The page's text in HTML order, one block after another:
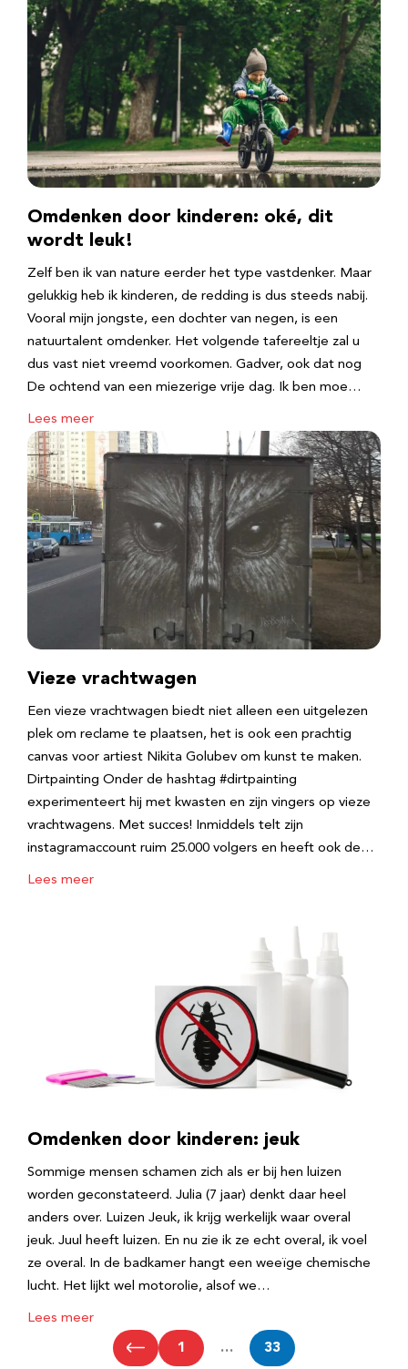
Omdenken door kinderen: oké, dit
wordt leuk!
Zelf ben ik van nature eerder het type vastdenker. Maar
gelukkig heb ik kinderen, de redding is dus steeds nabij.
Vooral mijn jongste, een dochter van negen, is een
natuurtalent omdenker. Het volgende tafereeltje zal u
dus vast niet vreemd voorkomen. Gadver, ook dat nog
De ochtend van een miezerige vrije dag. Ik ben moe…
Lees meer
Vieze vrachtwagen
Een vieze vrachtwagen biedt niet alleen een uitgelezen
plek om reclame te plaatsen, het is ook een prachtig
canvas voor artiest Nikita Golubev om kunst te maken.
Dirtpainting Onder de hashtag #dirtpainting
experimenteert hij met kwasten en zijn vingers op vieze
vrachtwagens. Met succes! Inmiddels telt zijn
instagramaccount ruim 25.000 volgers en heeft ook de…
Lees meer
Omdenken door kinderen: jeuk
Sommige mensen schamen zich als er bij hen luizen
worden geconstateerd. Julia (7 jaar) denkt daar heel
anders over. Luizen Jeuk, ik krijg werkelijk waar overal
jeuk. Juul heeft luizen. En nu zie ik ze echt overal, ik voel
ze overal. In de badkamer hangt een weeïge chemische
lucht. Het lijkt wel motorolie, alsof we…
Lees meer
1 … 33